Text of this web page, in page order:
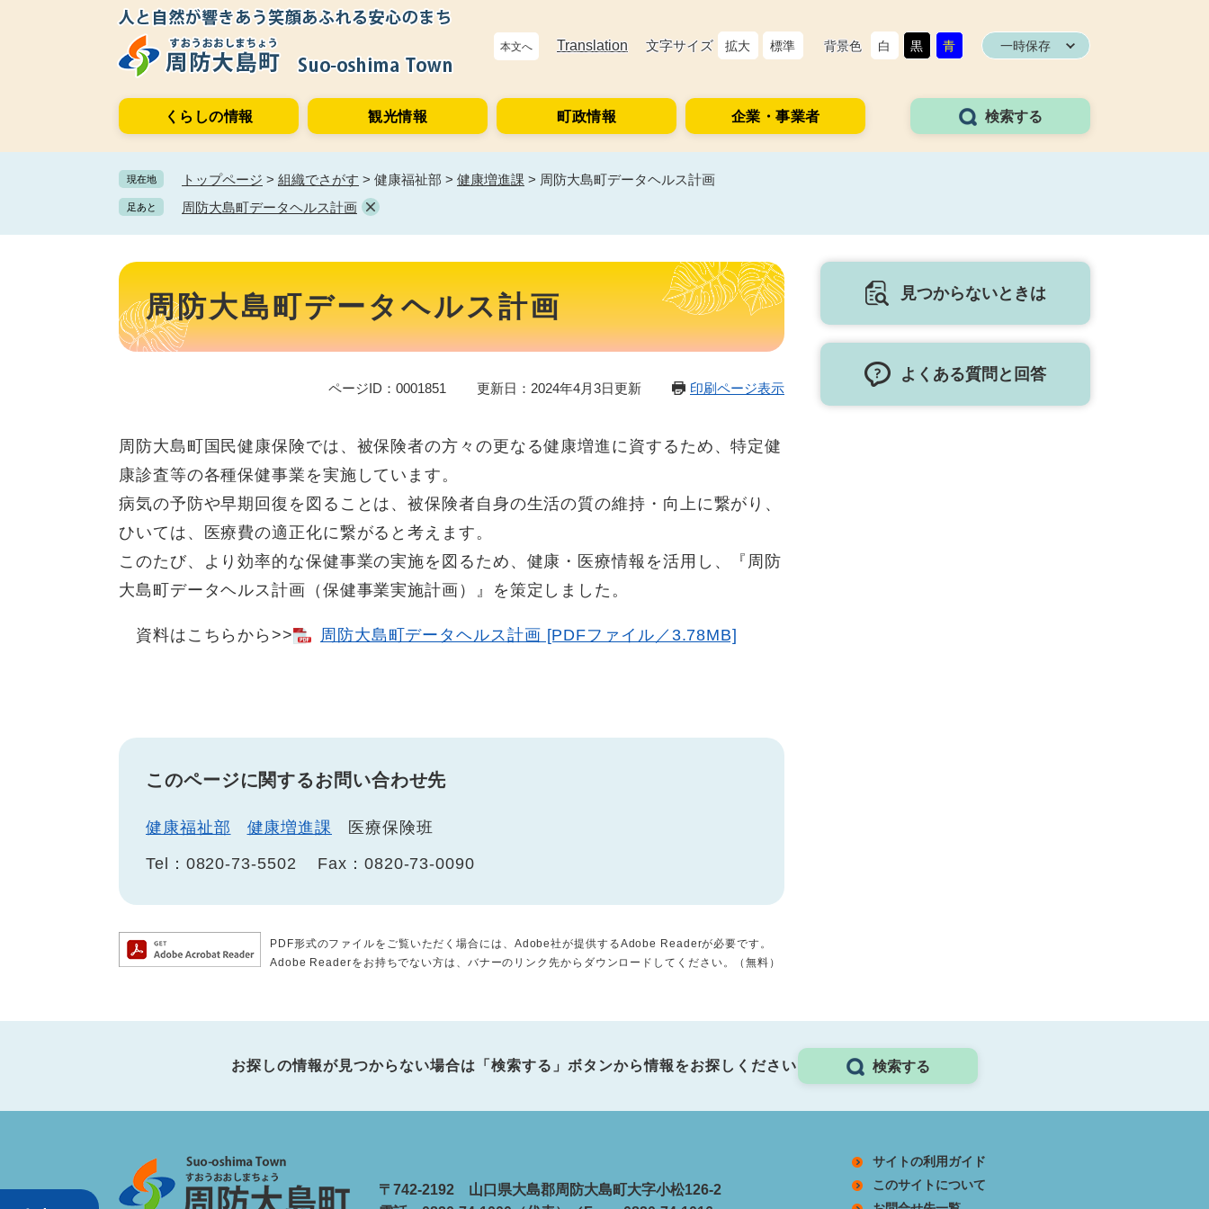
本文へ Translation 文字サイズ 拡大 標準 背景色 白 黒 青 一時保存
くらしの情報 観光情報 町政情報 企業・事業者 検索する
現在地 トップページ > 組織でさがす > 健康福祉部 > 健康増進課 > 周防大島町データヘルス計画
足あと 周防大島町データヘルス計画
本
周防大島町データヘルス計画
ページID：0001851 更新日：2024年4月3日更新 印刷ページ表示
周防大島町国民健康保険では、被保険者の方々の更なる健康増進に資するため、特定健
康診査等の各種保健事業を実施しています。
病気の予防や早期回復を図ることは、被保険者自身の生活の質の維持・向上に繋がり、
ひいては、医療費の適正化に繋がると考えます。
このたび、より効率的な保健事業の実施を図るため、健康・医療情報を活用し、『周防
大島町データヘルス計画（保健事業実施計画）』を策定しました。
資料はこちらから>> 周防大島町データヘルス計画 [PDFファイル／3.78MB]
このページに関するお問い合わせ先
健康福祉部 健康増進課
医療保険班
Tel：0820-73-5502
Fax：0820-73-0090
PDF形式のファイルをご覧いただく場合には、Adobe社が提供するAdobe Readerが必要です。
Adobe Readerをお持ちでない方は、バナーのリンク先からダウンロードしてください。（無料）
見つからないときは
よくある質問と回答
お探しの情報が見つからない場合は「検索する」ボタンから情報をお探しください 検索する
〒742-2192 山口県大島郡周防大島町大字小松126-2
サイトの利用ガイド
このサイトについて